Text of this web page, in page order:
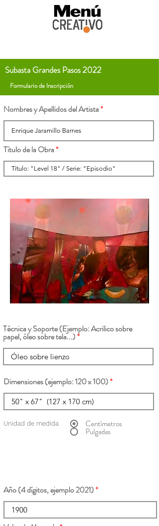
Subasta Grandes Pasos 2022
Formulario de Inscripción
Nombres y Apellidos del Artista
Título de la Obra
Técnica y Soporte (Ejemplo: Acrilico sobre
papel, óleo sobre tela...)
Dimensiones (ejemplo: 120 x 100)
Unidad de medida Centímetros
Pulgadas
Año (4 dígitos, ejemplo 2021)